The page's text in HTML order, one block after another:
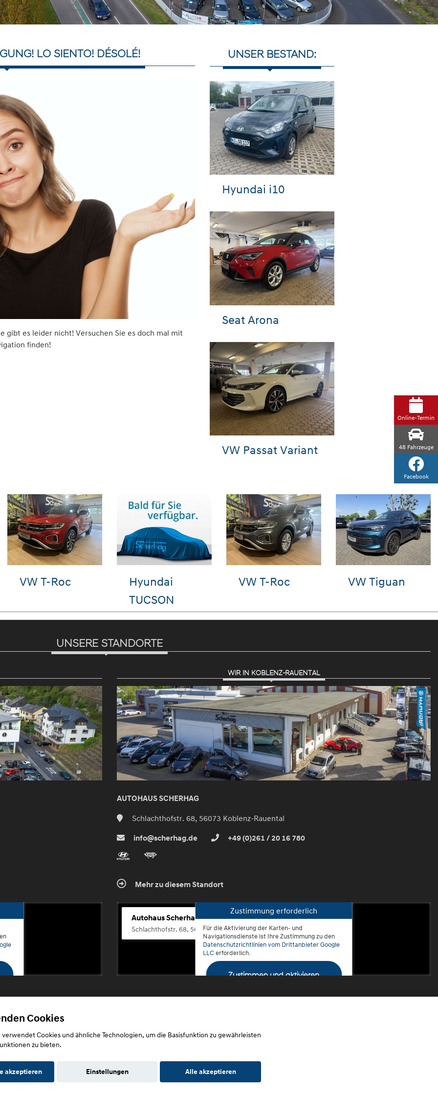
LO SIENTO! DÉSOLÉ!
gibt es leider nicht! Versuchen Sie es doch mal mit
finden!
UNSER BESTAND:
Hyundai i10
Seat Arona
VW Passat Variant
Audi e-tron
Hyundai
UNSERE STANDORTE
WIR IN KOBLENZ-RAUENTAL
AUTOHAUS SCHERHAG
Schlachthofstr. 68, 56073 Koblenz-Rauental
info@scherhag.de +49 (0)261 / 20 16 780
Mehr zu diesem Standort
Autohaus Scherhag
Schlachthofstr. 68, 56073 Koblenz-Rauental
Zustimmung erforderlich
Für die Aktivierung der Karten- und
Navigationsdienste ist Ihre Zustimmung zu den
Datenschutzrichtlinien vom Drittanbieter Google
LLC erforderlich.
Zustimmen und aktivieren
AGB AGB (Teile) Widerruf
Online-Termin
48Fahrzeuge
Facebook
Cookies
verwendet Cookies und ähnliche Technologien, um die Basisfunktion zu gewährleisten
zu bieten.
akzeptieren Einstellungen Alle akzeptieren